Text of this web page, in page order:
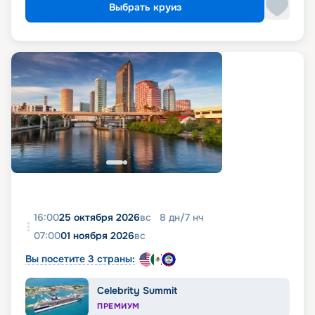
Выбрать круиз
16:0025 октября 2026вс 8 дн/7 нч
07:0001 ноября 2026вс
Вы посетите 3 страны:
Celebrity Summit
ПРЕМИУМ